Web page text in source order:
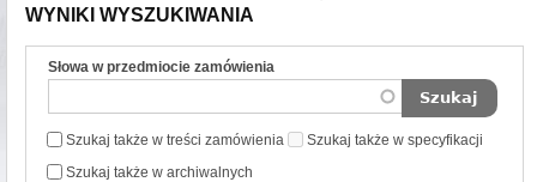
WYNIKI WYSZUKIWANIA
Słowa w przedmiocie zamówienia
Szukaj także w treści zamówienia
Szukaj także w specyfikacji
Szukaj także w archiwalnych